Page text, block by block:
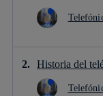
Historia del